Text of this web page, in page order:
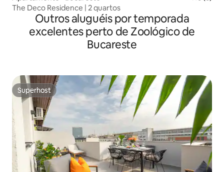
The Deco Residence | 2 quartos
Outros aluguéis por temporada
excelentes perto de Zoológico de
Bucareste
Superhost
Superhost